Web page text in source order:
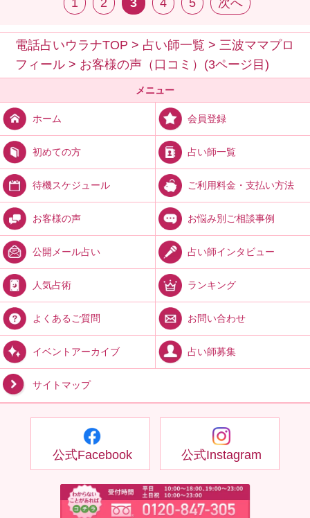
電話占いウラナTOP > 占い師一覧 >三波ママプロ
フィール > お客様の声（口コミ）(3ページ目)
メニュー
ホーム 会員登録
初めての方 占い師一覧
待機スケジュール ご利用料金・支払い方法
お客様の声 お悩み別ご相談事例
公開メール占い 占い師インタビュー
人気占術 ランキング
よくあるご質問 お問い合わせ
イベントアーカイブ 占い師募集
サイトマップ
公式Facebook 公式Instagram